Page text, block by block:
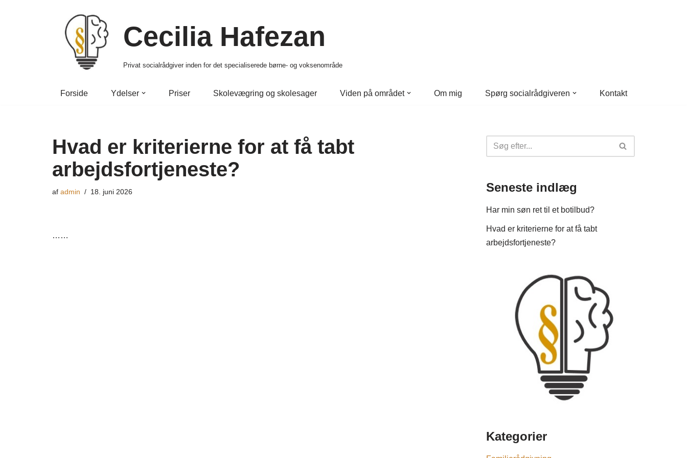
Cecilia Hafezan
Privat socialrådgiver inden for det specialiserede børne- og voksenområde
Forside Ydelser Priser Skolevægring og skolesager Viden på området Om mig Spørg socialrådgiveren Kontakt
Hvad er kriterierne for at få tabt
arbejdsfortjeneste?
af admin 18. juni 2026
……
Seneste indlæg
Har min søn ret til et botilbud?
Hvad er kriterierne for at få tabt
arbejdsfortjeneste?
Kategorier